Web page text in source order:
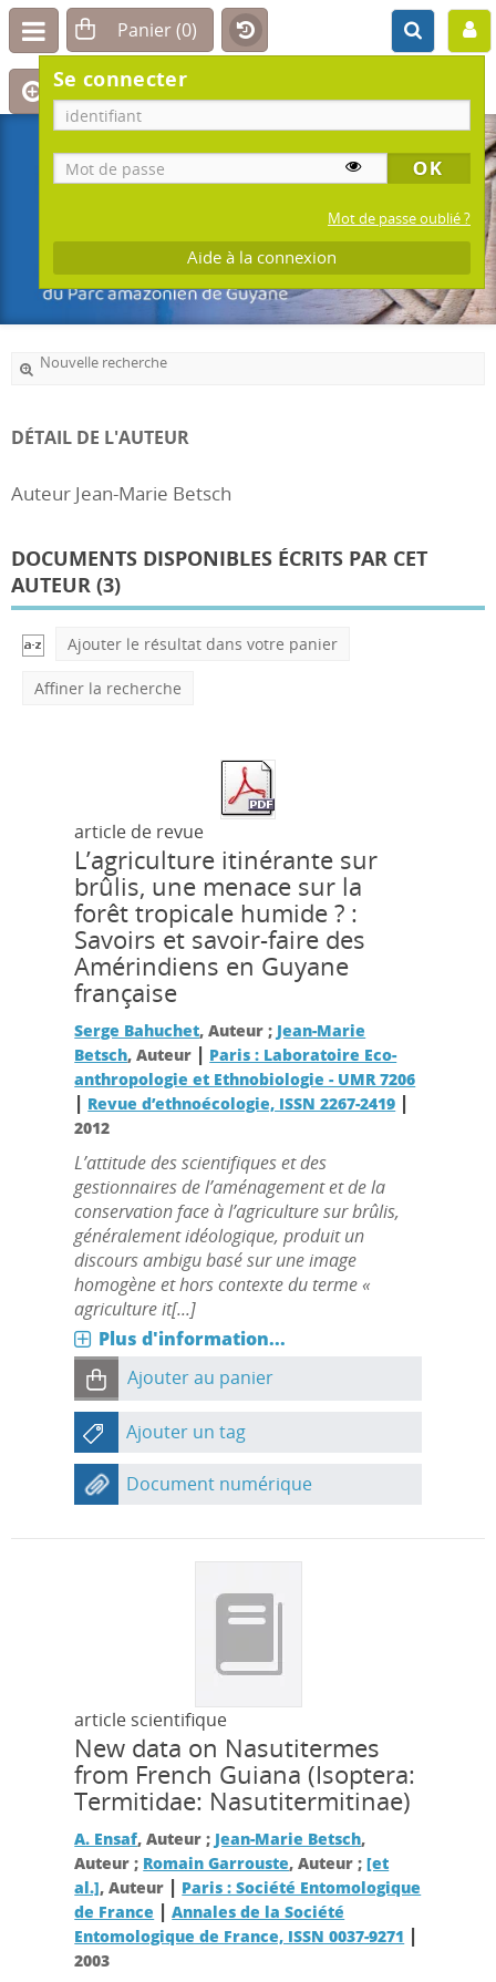
Se connecter
Mot de passe oublié ?
Aide à la connexion
Nouvelle recherche
DÉTAIL DE L'AUTEUR
Auteur Jean-Marie Betsch
DOCUMENTS DISPONIBLES ÉCRITS PAR CET
AUTEUR (3)
Ajouter le résultat dans votre panier
Affiner la recherche
article de revue
L’agriculture itinérante sur
brûlis, une menace sur la
forêt tropicale humide ? :
Savoirs et savoir-faire des
Amérindiens en Guyane
française
Serge Bahuchet, Auteur ; Jean-Marie
Betsch, Auteur | Paris : Laboratoire Eco-
anthropologie et Ethnobiologie - UMR 7206
| Revue d’ethnoécologie, ISSN 2267-2419 |
2012
L’attitude des scientifiques et des
gestionnaires de l’aménagement et de la
conservation face à l’agriculture sur brûlis,
généralement idéologique, produit un
discours ambigu basé sur une image
homogène et hors contexte du terme «
agriculture it[...]
Plus d'information...
Ajouter au panier
Ajouter un tag
Document numérique
article scientifique
New data on Nasutitermes
from French Guiana (Isoptera:
Termitidae: Nasutitermitinae)
A. Ensaf, Auteur ; Jean-Marie Betsch,
Auteur ; Romain Garrouste, Auteur ;[et
al.], Auteur | Paris : Société Entomologique
de France |Annales de la Société
Entomologique de France, ISSN 0037-9271 |
2003